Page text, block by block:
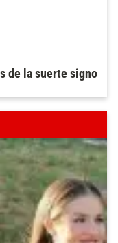
de la suerte signo